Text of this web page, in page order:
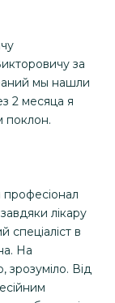
за
мы нашли
2 месяца я
поклон.
професіонал
лікару
спеціаліст в
На
зрозуміло. Від